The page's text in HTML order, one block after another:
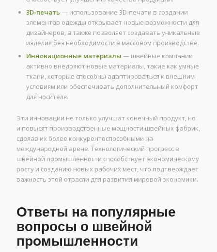
3D-печать — использование 3D-печати в создании
элементов одежды открывает новые возможности для
дизайнеров, а также позволяет создавать уникальные
изделия без необходимости в массовом производстве.
Инновационные материалы — швейные компании
активно внедряют новые материалы, такие как умные
ткани, которые способны адаптироваться к внешним
условиям или обеспечивать дополнительный комфорт
для носителя.
Эти инновации не только улучшат конечный продукт, но
и повысят производственные мощности швейных фабрик,
сделав их более конкурентоспособными на
международной арене. Технологический прогресс в
швейной промышленности способствует экономическому
росту и созданию новых рабочих мест, что подтверждает
важность этой отрасли для развития мировой экономики.
Ответы на популярные
вопросы о швейной
промышленности